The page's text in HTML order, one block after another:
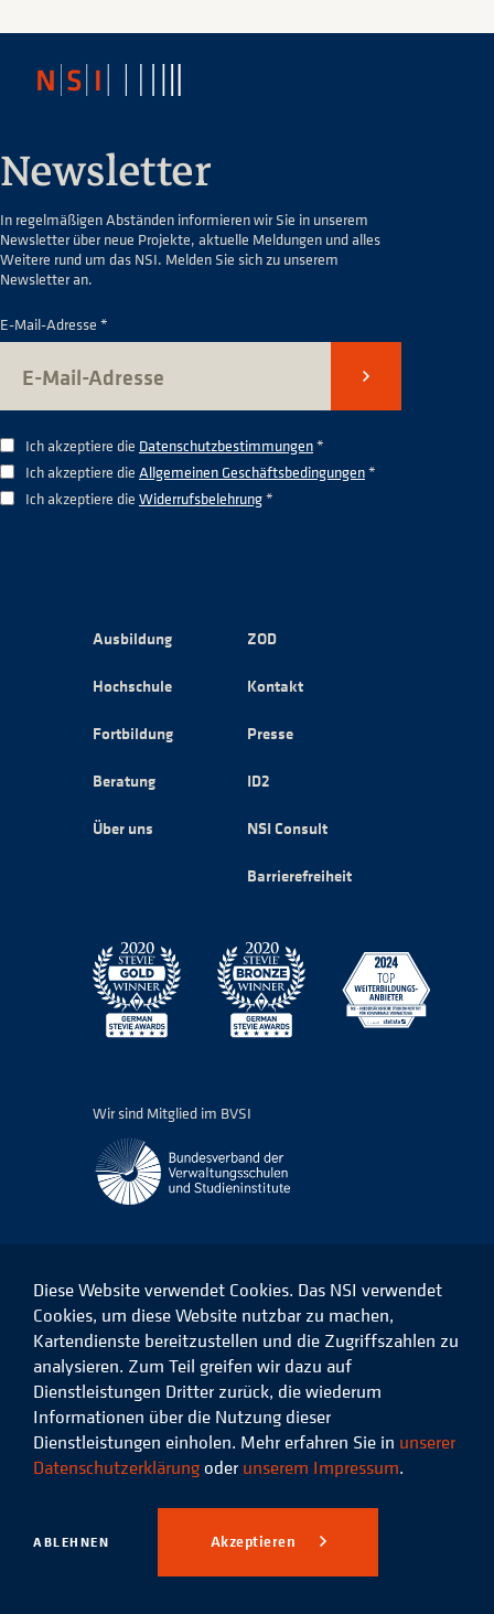
Newsletter
In regelmäßigen Abständen informieren wir Sie in unserem
Newsletter über neue Projekte, aktuelle Meldungen und alles
Weitere rund um das NSI. Melden Sie sich zu unserem
Newsletter an.
E-Mail-Adresse *
Senden
Ich akzeptiere die Datenschutzbestimmungen*
Ich akzeptiere die Allgemeinen Geschäftsbedingungen*
Ich akzeptiere die Widerrufsbelehrung*
Ausbildung
Hochschule
Fortbildung
Beratung
Über uns
ZOD
Kontakt
Presse
ID2
NSI Consult
Barrierefreiheit
Wir sind Mitglied im BVSI
Das
NSI
Facebook
Das
NSI
auf
LinkedIn
Das
NSI
auf
Instagram
Das
Xing
© 2026 Niedersächsisches
Studieninstitut für kommunale
Verwaltung e.V.
Datenschutz Impressum
Diese Website verwendet Cookies. Das NSI verwendet
Cookies, um diese Website nutzbar zu machen,
Kartendienste bereitzustellen und die Zugriffszahlen zu
analysieren. Zum Teil greifen wir dazu auf
Dienstleistungen Dritter zurück, die wiederum
Informationen über die Nutzung dieser
Dienstleistungen einholen. Mehr erfahren Sie in unserer
Datenschutzerklärung oder unserem Impressum.
ABLEHNEN Akzeptieren